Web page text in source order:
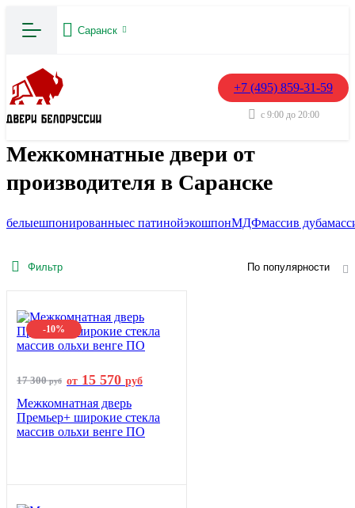
Саранск
+7 (495) 859-31-59
с 9:00 до 20:00
Межкомнатные двери от
производителя в Саранске
белыешпонированныес патинойэкошпонМДФмассив дуба
Фильтр По популярности
-10%
17 300руб от 15 570 руб
Межкомнатная дверь
Премьер+ широкие стекла
массив ольхи венге ПО